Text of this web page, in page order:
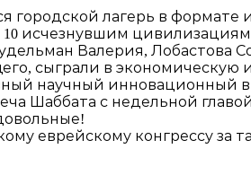
городской лагерь в
исчезнувшим
Валерия, Лобастова
сыграли в экономическую
научный инновационный
Шаббата с недельной
еврейскому конгрессу